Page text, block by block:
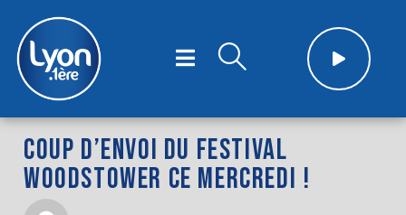
COUP D’ENVOI DU FESTIVAL
WOODSTOWER CE MERCREDI !